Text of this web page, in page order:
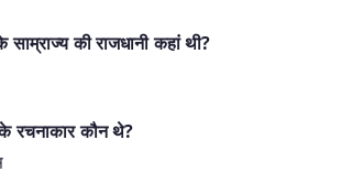
की राजधानी कहां थी?
रचनाकार कौन थे?